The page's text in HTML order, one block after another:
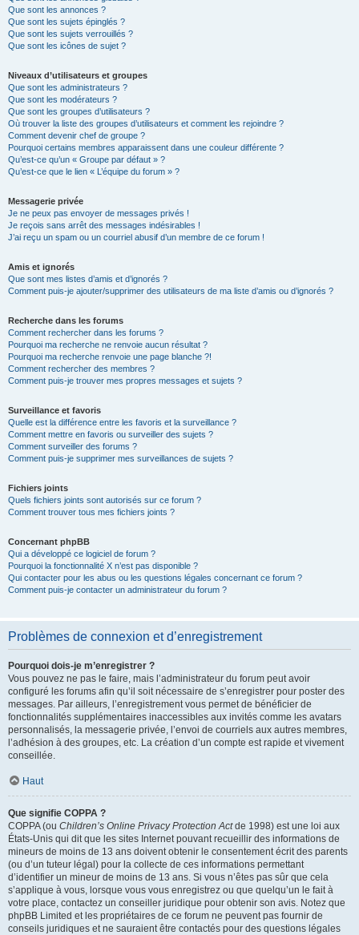
Que sont les annonces ?
Que sont les sujets épinglés ?
Que sont les sujets verrouillés ?
Que sont les icônes de sujet ?
Niveaux d’utilisateurs et groupes
Que sont les administrateurs ?
Que sont les modérateurs ?
Que sont les groupes d’utilisateurs ?
Où trouver la liste des groupes d’utilisateurs et comment les rejoindre ?
Comment devenir chef de groupe ?
Pourquoi certains membres apparaissent dans une couleur différente ?
Qu’est-ce qu’un « Groupe par défaut » ?
Qu’est-ce que le lien « L’équipe du forum » ?
Messagerie privée
Je ne peux pas envoyer de messages privés !
Je reçois sans arrêt des messages indésirables !
J’ai reçu un spam ou un courriel abusif d’un membre de ce forum !
Amis et ignorés
Que sont mes listes d’amis et d’ignorés ?
Comment puis-je ajouter/supprimer des utilisateurs de ma liste d’amis ou d’ignorés ?
Recherche dans les forums
Comment rechercher dans les forums ?
Pourquoi ma recherche ne renvoie aucun résultat ?
Pourquoi ma recherche renvoie une page blanche ?!
Comment rechercher des membres ?
Comment puis-je trouver mes propres messages et sujets ?
Surveillance et favoris
Quelle est la différence entre les favoris et la surveillance ?
Comment mettre en favoris ou surveiller des sujets ?
Comment surveiller des forums ?
Comment puis-je supprimer mes surveillances de sujets ?
Fichiers joints
Quels fichiers joints sont autorisés sur ce forum ?
Comment trouver tous mes fichiers joints ?
Concernant phpBB
Qui a développé ce logiciel de forum ?
Pourquoi la fonctionnalité X n’est pas disponible ?
Qui contacter pour les abus ou les questions légales concernant ce forum ?
Comment puis-je contacter un administrateur du forum ?
Problèmes de connexion et d’enregistrement
Pourquoi dois-je m’enregistrer ?
Vous pouvez ne pas le faire, mais l’administrateur du forum peut avoir
configuré les forums afin qu’il soit nécessaire de s’enregistrer pour poster des
messages. Par ailleurs, l’enregistrement vous permet de bénéficier de
fonctionnalités supplémentaires inaccessibles aux invités comme les avatars
personnalisés, la messagerie privée, l’envoi de courriels aux autres membres,
l’adhésion à des groupes, etc. La création d’un compte est rapide et vivement
conseillée.
Haut
Que signifie COPPA ?
COPPA (ou Children’s Online Privacy Protection Actde 1998) est une loi aux
États-Unis qui dit que les sites Internet pouvant recueillir des informations de
mineurs de moins de 13 ans doivent obtenir le consentement écrit des parents
(ou d’un tuteur légal) pour la collecte de ces informations permettant
d’identifier un mineur de moins de 13 ans. Si vous n’êtes pas sûr que cela
s’applique à vous, lorsque vous vous enregistrez ou que quelqu’un le fait à
votre place, contactez un conseiller juridique pour obtenir son avis. Notez que
phpBB Limited et les propriétaires de ce forum ne peuvent pas fournir de
conseils juridiques et ne sauraient être contactés pour des questions légales